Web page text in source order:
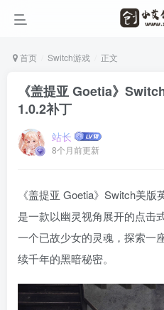
首页 Switch游戏 正文
《盖提亚 Goetia》
1.0.2补丁
站长
8个月前更新
《盖提亚 Goetia》Switch美版
是一款以幽灵视角展开的点击
一个已故少女的灵魂，探索一
续千年的黑暗秘密。